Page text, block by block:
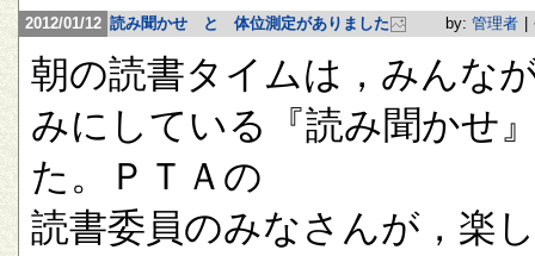
2012/01/12 読み聞かせ と 体位測定がありました by: 管理者
朝の読書タイムは，みんな
みにしている『読み聞かせ
た。ＰＴＡの
読書委員のみなさんが，楽